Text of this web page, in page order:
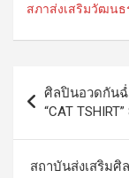
สภาส่งเสริมวัฒนธ
navigation
ศิลปินอวดกันฉ่
“CAT
สถาบันส่งเสริมศิ